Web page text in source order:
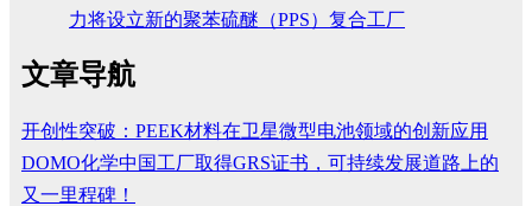
力将设立新的聚苯硫醚（PPS）复合工厂
文章导航
开创性突破：PEEK材料在卫星微型电池领域的创新应用
DOMO化学中国工厂取得GRS证书，可持续发展道路上的
又一里程碑！